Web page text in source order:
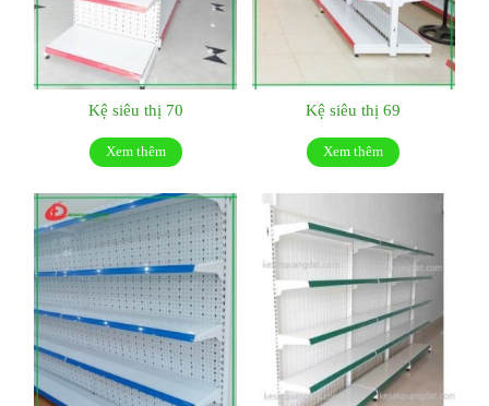
Kệ siêu thị 70
Xem thêm
Kệ siêu thị 69
Xem thêm